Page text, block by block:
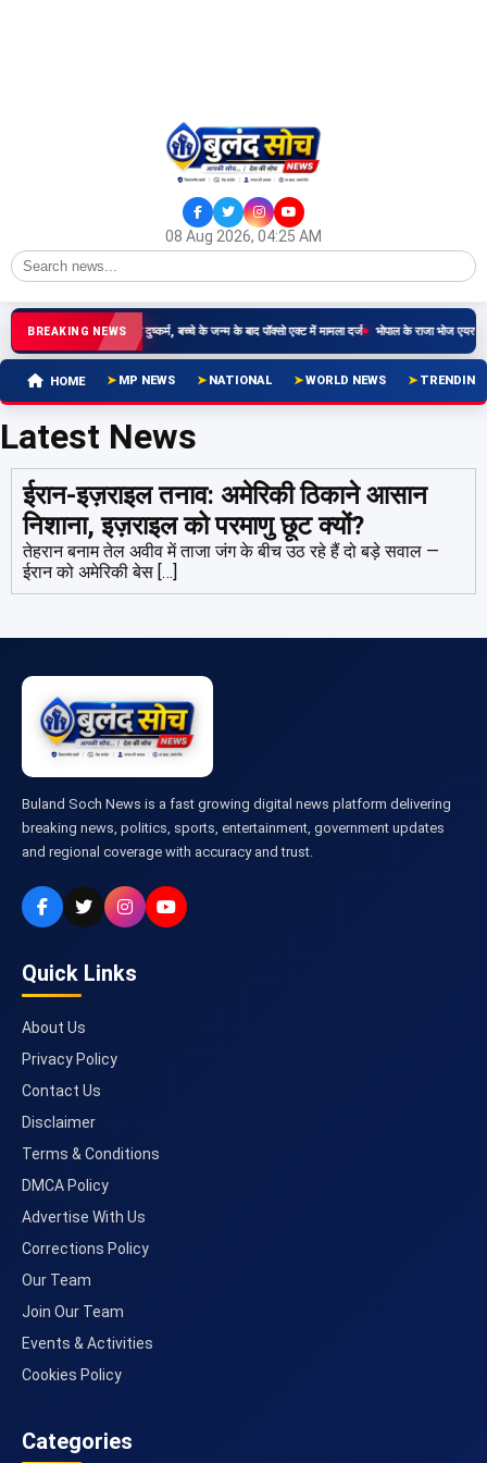
08 Aug 2026, 04:25 AM
BREAKING NEWS
किशोरी से रिश्तेदार ने किया दुष्कर्म, बच्चे के जन्म के बाद पॉक्सो एक्ट में मामला दर्ज भोपाल के राजा भोज
HOME MP NEWS NATIONAL WORLD NEWS TRENDING
Latest News
ईरान-इज़राइल तनाव: अमेरिकी ठिकाने आसान
निशाना, इज़राइल को परमाणु छूट क्यों?
तेहरान बनाम तेल अवीव में ताजा जंग के बीच उठ रहे हैं दो बड़े सवाल —
ईरान को अमेरिकी बेस […]
Buland Soch News is a fast growing digital news platform delivering
breaking news, politics, sports, entertainment, government updates
and regional coverage with accuracy and trust.
Quick Links
About Us
Privacy Policy
Contact Us
Disclaimer
Terms & Conditions
DMCA Policy
Advertise With Us
Corrections Policy
Our Team
Join Our Team
Events & Activities
Cookies Policy
Categories